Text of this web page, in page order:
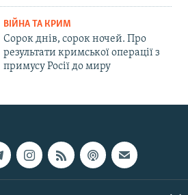
ВІЙНА ТА КРИМ
Сорок днів, сорок ночей. Про
результати кримської операції з
примусу Росії до миру